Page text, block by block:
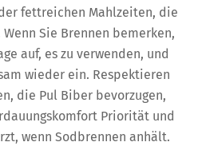
fettreichen Mahlzeiten, die
Sie Brennen bemerken,
auf, es zu verwenden, und
wieder ein. Respektieren
die Pul Biber bevorzugen,
Priorität und
wenn Sodbrennen anhält.